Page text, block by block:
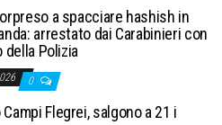
a spacciare hashish in
arrestato dai Carabinieri con
Polizia
0
Flegrei, salgono a 21 i